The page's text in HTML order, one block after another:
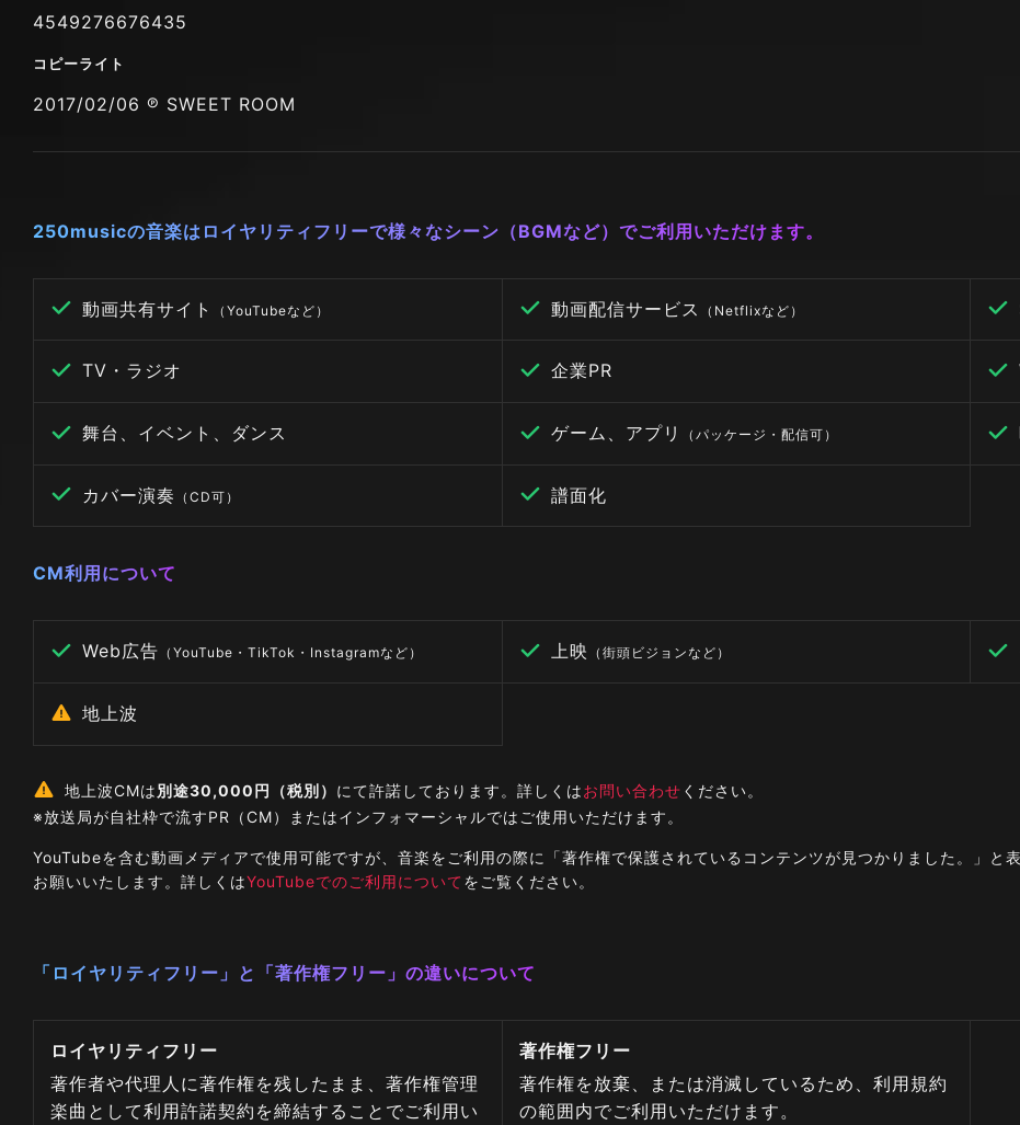
4549276676435
コピーライト
2017/02/06 ℗ SWEET ROOM
250musicの音楽はロイヤリティフリーで様々なシーン（BGMなど）でご利用いただけます。
動画共有サイト （YouTubeなど） 動画配信サービス （Netflixなど）
TV・ラジオ 企業PR
舞台、イベント、ダンス ゲーム、アプリ （パッケージ・配信可）
カバー演奏 （CD可） 譜面化
CM利用について
Web広告 （YouTube・TikTok・Instagramなど） 上映 （街頭ビジョンなど）
地上波
地上波CMは別途30,000円（税別） にて許諾しております。詳しくはお問い合わせ ください。
※放送局が自社枠で流すPR（CM）またはインフォマーシャルではご使用いただけます。
YouTubeを含む動画メディアで使用可能ですが、音楽をご利用の際に「著作権で保護されているコンテンツが見つかりました。」と
お願いいたします。詳しくはYouTubeでのご利用についてをご覧ください。
「ロイヤリティフリー」と「著作権フリー」の違いについて
ロイヤリティフリー
著作者や代理人に著作権を残したまま、著作権管理
楽曲として利用許諾契約を締結することでご利用い
著作権フリー
著作権を放棄、または消滅しているため、利用規約
の範囲内でご利用いただけます。